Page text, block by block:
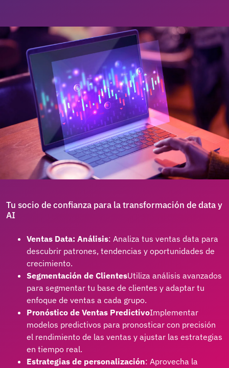
Tu socio de confianza para la transformación de data y
AI
Ventas Data: Análisis: Analiza tus ventas data para
descubrir patrones, tendencias y oportunidades de
crecimiento.
Segmentación de ClientesUtiliza análisis avanzados
para segmentar tu base de clientes y adaptar tu
enfoque de ventas a cada grupo.
Pronóstico de Ventas PredictivoImplementar
modelos predictivos para pronosticar con precisión
el rendimiento de las ventas y ajustar las estrategias
en tiempo real.
Estrategias de personalización: Aprovecha la